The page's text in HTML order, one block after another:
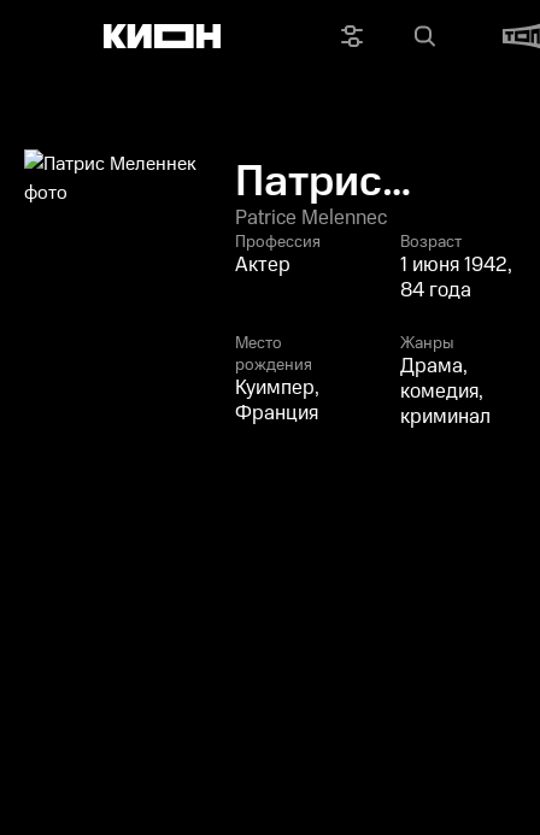
Патрис
Меленнек
Patrice Melennec
Профессия
Актер
Возраст
1 июня 1942,
84 года
Место
рождения
Куимпер,
Франция
Жанры
Драма,
комедия,
криминал